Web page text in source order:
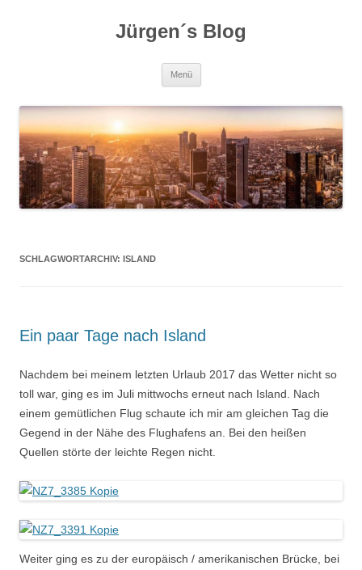
Jürgen´s Blog
Menü
SCHLAGWORTARCHIV: ISLAND
Ein paar Tage nach Island
Nachdem bei meinem letzten Urlaub 2017 das Wetter nicht so
toll war, ging es im Juli mittwochs erneut nach Island. Nach
einem gemütlichen Flug schaute ich mir am gleichen Tag die
Gegend in der Nähe des Flughafens an. Bei den heißen
Quellen störte der leichte Regen nicht.
Weiter ging es zu der europäisch / amerikanischen Brücke, bei